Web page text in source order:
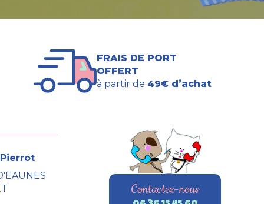
FRAIS DE PORT
OFFERT
à partir de 49€ d’achat
Contactez-nous